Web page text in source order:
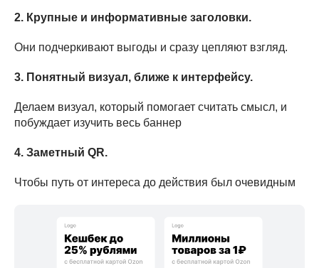
2. Крупные и информативные заголовки.
Они подчеркивают выгоды и сразу цепляют взгляд.
3. Понятный визуал, ближе к интерфейсу.
Делаем визуал, который помогает считать смысл, и
побуждает изучить весь баннер
4. Заметный QR.
Чтобы путь от интереса до действия был очевидным